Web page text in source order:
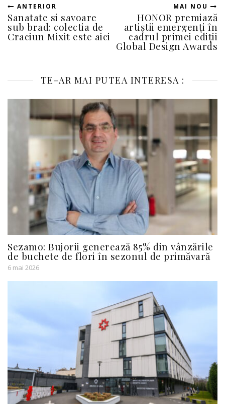
ANTERIOR
Sanatate si savoare
sub brad: colectia de
Craciun Mixit este aici
MAI NOU
HONOR premiază
artiștii emergenți în
cadrul primei ediții
Global Design Awards
TE-AR MAI PUTEA INTERESA :
Sezamo: Bujorii generează 85% din vânzările
de buchete de flori în sezonul de primăvară
6 mai 2026